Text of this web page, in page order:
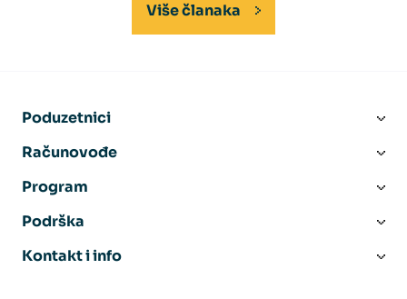
Više članaka
Poduzetnici
Računovođe
Program
Podrška
Kontakt i info